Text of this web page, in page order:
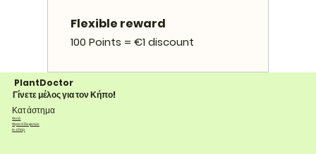
Flexible reward
100 Points = €1 discount
PlantDoctor
Γίνετε μέλος για τον Κήπο!
Κατάστημα
Φυτά
Φροντίδα φυτών
e-shop